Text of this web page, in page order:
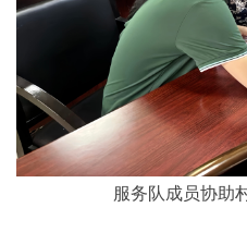
服务队成员协助